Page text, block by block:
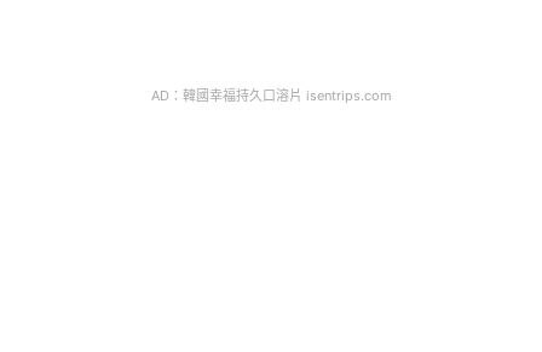
AD：韓國幸福持久口溶片 isentrips.com